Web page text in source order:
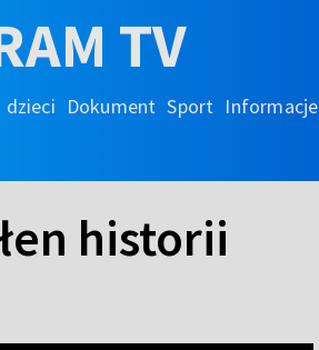
TV
dzieci Dokument Sport Informacje
historii